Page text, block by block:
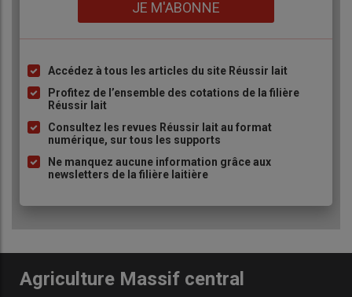
JE M'ABONNE
Liste
à
puce
Accédez à tous les articles du site Réussir lait
Profitez de l’ensemble des cotations de la filière
Réussir lait
Consultez les revues Réussir lait au format
numérique, sur tous les supports
Ne manquez aucune information grâce aux
newsletters de la filière laitière
Agriculture Massif central